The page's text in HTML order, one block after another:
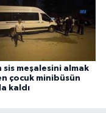
sis meşalesini almak
çocuk minibüsün
kaldı